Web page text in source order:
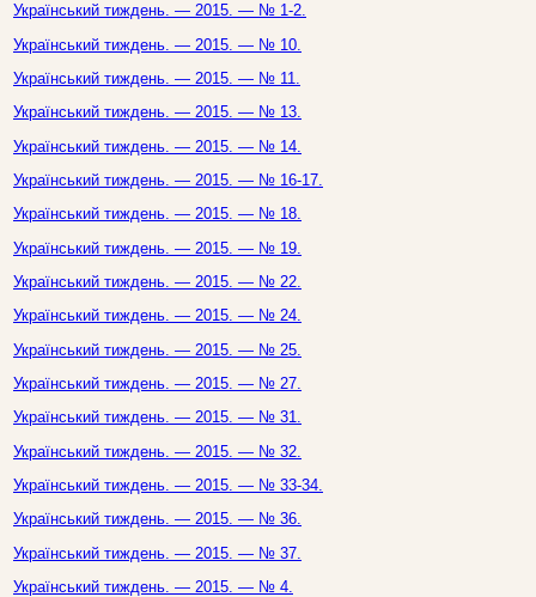
Український тиждень. — 2015. — № 1-2.
Український тиждень. — 2015. — № 10.
Український тиждень. — 2015. — № 11.
Український тиждень. — 2015. — № 13.
Український тиждень. — 2015. — № 14.
Український тиждень. — 2015. — № 16-17.
Український тиждень. — 2015. — № 18.
Український тиждень. — 2015. — № 19.
Український тиждень. — 2015. — № 22.
Український тиждень. — 2015. — № 24.
Український тиждень. — 2015. — № 25.
Український тиждень. — 2015. — № 27.
Український тиждень. — 2015. — № 31.
Український тиждень. — 2015. — № 32.
Український тиждень. — 2015. — № 33-34.
Український тиждень. — 2015. — № 36.
Український тиждень. — 2015. — № 37.
Український тиждень. — 2015. — № 4.